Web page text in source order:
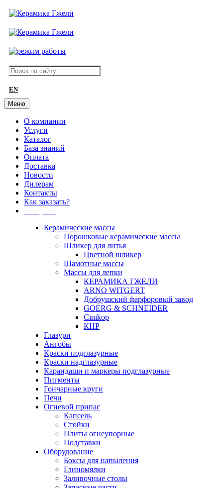
EN
Меню
О компании
Услуги
Каталог
База знаний
Оплата
Доставка
Новости
Дилерам
Контакты
Как заказать?
Керамические массы
Порошковые керамические массы
Шликер для литья
Цветной шликер
Шамотные массы
Массы для лепки
КЕРАМИКА ГЖЕЛИ
ARNO WITGERT
Добрушский фарфоровый завод
GOERG & SCHNEIDER
Cinikop
КНР
Глазури
Ангобы
Краски подглазурные
Краски надглазурные
Карандаши и маркеры подглазурные
Пигменты
Гончарные круги
Печи
Огневой припас
Капсель
Стойки
Плиты огнеупорные
Подставки
Оборудование
Боксы для напыления
Глиномялки
Заливочные столы